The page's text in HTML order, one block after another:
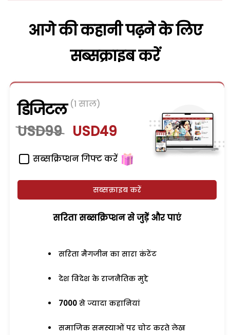
आगे की कहानी पढ़ने के लिए
सब्सक्राइब करें
डिजिटल (1 साल)
USD99 USD49
सब्सक्रिप्शन गिफ्ट करें
सब्सक्राइब करें
सरिता सब्सक्रिप्शन से जुड़ेें और पाएं
सरिता मैगजीन का सारा कंटेंट
देश विदेश के राजनैतिक मुद्दे
7000 से ज्यादा कहानियां
समाजिक समस्याओं पर चोट करते लेख